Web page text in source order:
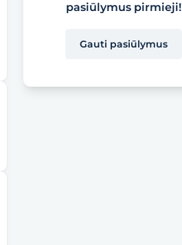
pasiūlymus pirmieji!
Gauti pasiūlymus